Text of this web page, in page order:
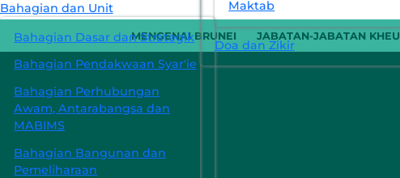
MENGENAI BRUNEI JABATAN-JABATAN KHEU
Bahagian dan Unit
Bahagian Dasar dan Strategik
Bahagian Pendakwaan Syar'ie
Bahagian Perhubungan
Awam, Antarabangsa dan
MABIMS
Bahagian Bangunan dan
Pemeliharaan
Maktab
Doa dan Zikir